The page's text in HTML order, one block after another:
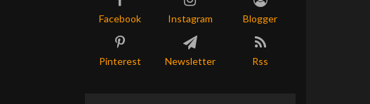
Facebook Instagram Blogger
Pinterest Newsletter Rss